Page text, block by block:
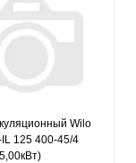
Wilo
125 400-45/4